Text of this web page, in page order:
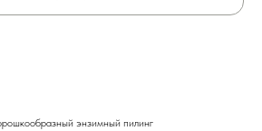
энзимный пилинг